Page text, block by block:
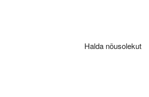
Halda nõusolekut